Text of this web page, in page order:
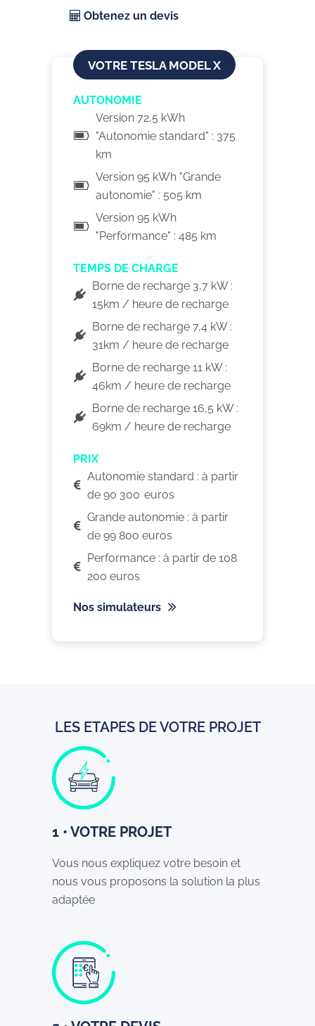
Obtenez un devis
VOTRE TESLA MODEL X
AUTONOMIE
Version 72,5 kWh
"Autonomie standard" : 375
km
Version 95 kWh "Grande
autonomie" : 505 km
Version 95 kWh
"Performance" : 485 km
TEMPS DE CHARGE
Borne de recharge 3,7 kW :
15km / heure de recharge
Borne de recharge 7,4 kW :
31km / heure de recharge
Borne de recharge 11 kW :
46km / heure de recharge
Borne de recharge 16,5 kW :
69km / heure de recharge
PRIX
Autonomie standard : à partir
de 90 300 euros
Grande autonomie : à partir
de 99 800 euros
Performance : à partir de 108
200 euros
Nos simulateurs
LES ETAPES DE VOTRE PROJET
1 • VOTRE PROJET
Vous nous expliquez votre besoin et
nous vous proposons la solution la plus
adaptée